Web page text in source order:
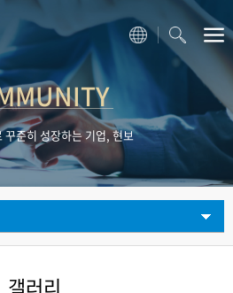
꾸준히 성장하는 기업, 현보
갤러리